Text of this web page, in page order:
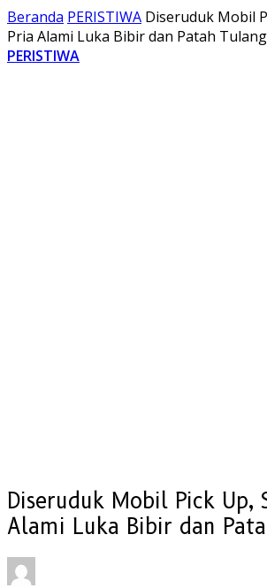
Beranda PERISTIWA Diseruduk Mobil
Pria Alami Luka Bibir dan Patah Tulang
PERISTIWA
Diseruduk Mobil Pick Up,
Alami Luka Bibir dan